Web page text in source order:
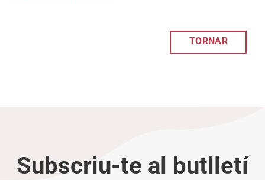
TORNAR
Subscriu-te al butlletí